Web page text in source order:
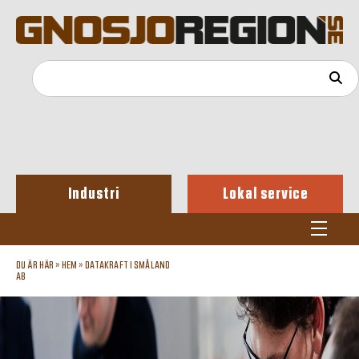
Industri Lokal service
DU ÄR HÄR » HEM » DATAKRAFT I SMÅLAND
AB